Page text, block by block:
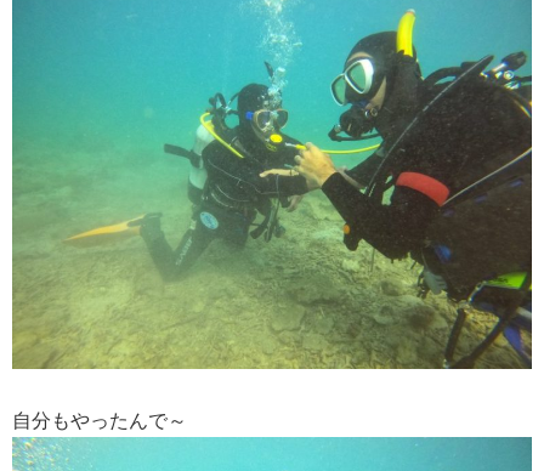
自分もやったんで～